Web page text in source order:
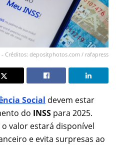
- Créditos: depositphotos.com / rafapress
Social devem estar
do INSS para 2025.
valor estará disponível
e evita surpresas ao